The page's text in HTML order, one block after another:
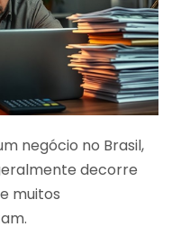
negócio no Brasil,
decorre
muitos